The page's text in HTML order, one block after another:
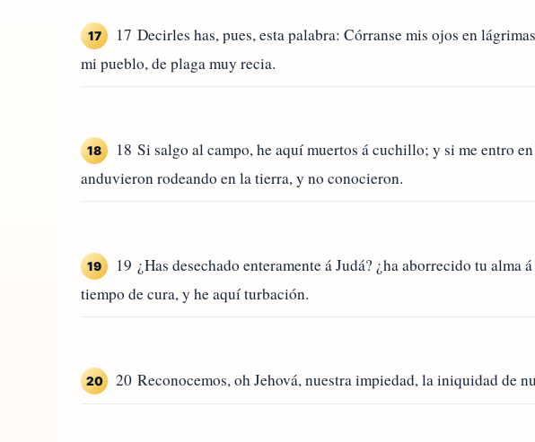
17
17 Decirles has, pues, esta palabra: Córranse mis ojos en
mi pueblo, de plaga muy recia.
18
18 Si salgo al campo, he aquí muertos á cuchillo; y si me entro
anduvieron rodeando en la tierra, y no conocieron.
19
19 ¿Has desechado enteramente á Judá? ¿ha aborrecido tu
tiempo de cura, y he aquí turbación.
20 20 Reconocemos, oh Jehová, nuestra impiedad, la iniquidad de